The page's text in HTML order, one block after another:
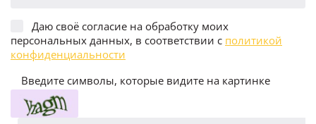
Даю своё согласие на обработку моих
персональных данных, в соответствии с политикой
конфиденциальности
Введите символы, которые видите на картинке